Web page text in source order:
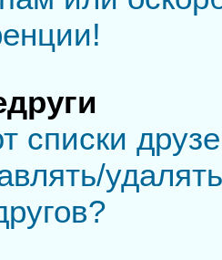
списки